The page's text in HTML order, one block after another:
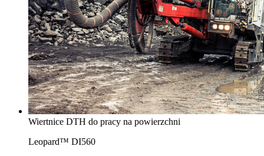
Wiertnice DTH do pracy na powierzchni
Leopard™ DI560